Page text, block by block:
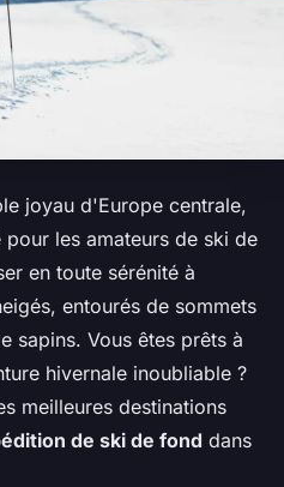
joyau d'Europe centrale,
les amateurs de ski de
en toute sérénité à
entourés de sommets
sapins. Vous êtes prêts à
hivernale inoubliable ?
meilleures destinations
de ski de fond dans